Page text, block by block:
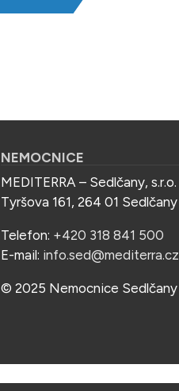
NEMOCNICE
MEDITERRA – Sedlčany, s.r.o.
Tyršova 161, 264 01 Sedlčany
Telefon: +420 318 841 500
E-mail: info.sed@mediterra.cz
© 2025 Nemocnice Sedlčany